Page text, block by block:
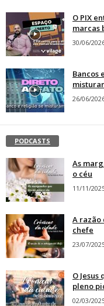
O PIX
marcas
30/06/
Bancos
26/06/
PODCASTS
As
o céu
11/11/
A razão
chefe
23/07/
O
pleno
02/03/